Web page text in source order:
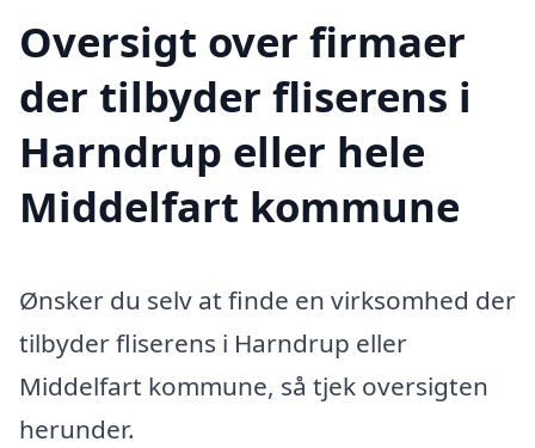
Oversigt over firmaer
der tilbyder fliserens i
Harndrup eller hele
Middelfart kommune
Ønsker du selv at finde en virksomhed der
tilbyder fliserens i Harndrup eller
Middelfart kommune, så tjek oversigten
herunder.